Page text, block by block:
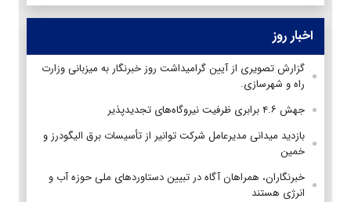
اخبار روز
گزارش تصویری از آیین گرامیداشت روز خبرنگار به میزبانی وزارت
راه و شهرسازی.
جهش ۴.۶ برابری ظرفیت نیروگاه‌های تجدیدپذیر
بازدید میدانی مدیرعامل شرکت توانیر از تأسیسات برق الیگودرز و
خمین
خبرنگاران، همراهان آگاه در تبیین دستاوردهای ملی حوزه آب و
انرژی هستند